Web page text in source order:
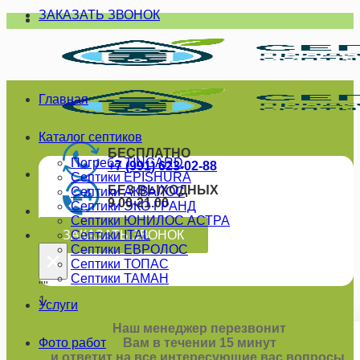
Skip
to
ЗАКАЗАТЬ ЗВОНОК
БЕСПЛАТНО
+7 (991) 623-02-88
БЕЗ ВЫХОДНЫХ
9.00-21.00
ЗАКАЗАТЬ ЗВОНОК
×
""
1
Наш менеджер перезвонит
Вам в течении 15 минут
и ответит на все интересующие вас вопросы.
Главная
Каталог септиков
Погреба TINGARD
Септики EPISHURA
Септики АКВАЛОС
Септики ЭКО ГРАНД
Септики ЮНИЛОС АСТРА
Септики ITAL
Септики ЕВРОЛОС
Септики ТОПАС
Септики ТАМАН
Услуги
Фото работ